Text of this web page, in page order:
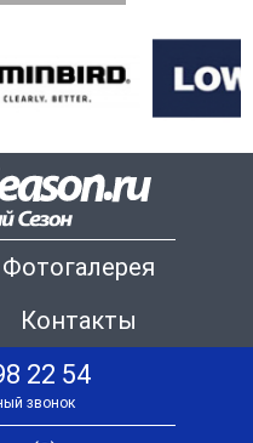
Фотогалерея
Контакты
22 54
звонок